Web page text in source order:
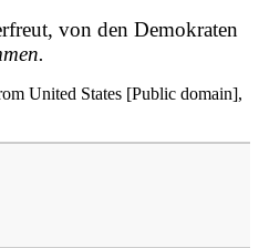
von den Demokraten
United States [Public domain],